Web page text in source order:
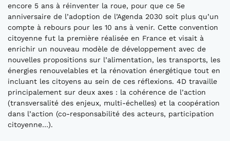
encore 5 ans à réinventer la roue, pour que ce 5e
anniversaire de l’adoption de l’Agenda 2030 soit plus qu’un
compte à rebours pour les 10 ans à venir. Cette convention
citoyenne fut la première réalisée en France et visait à
enrichir un nouveau modèle de développement avec de
nouvelles propositions sur l’alimentation, les transports, les
énergies renouvelables et la rénovation énergétique tout en
incluant les citoyens au sein de ces réflexions. 4D travaille
principalement sur deux axes : la cohérence de l’action
(transversalité des enjeux, multi-échelles) et la coopération
dans l’action (co-responsabilité des acteurs, participation
citoyenne…).